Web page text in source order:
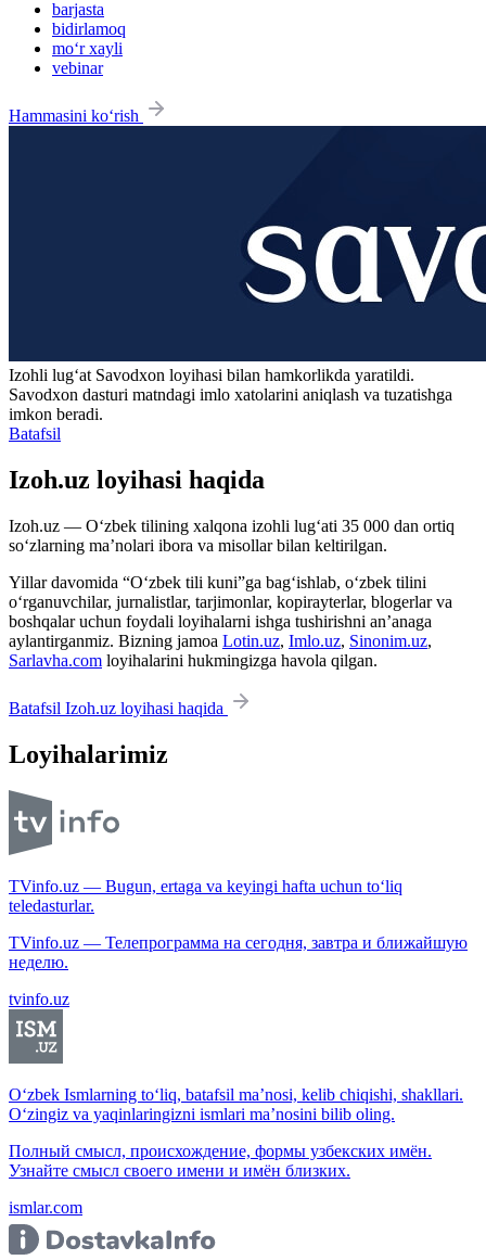
barjasta
bidirlamoq
mo‘r xayli
vebinar
Hammasini ko‘rish
Izohli lugʻat Savodxon loyihasi bilan hamkorlikda yaratildi.
Savodxon dasturi matndagi imlo xatolarini aniqlash va tuzatishga
imkon beradi.
Batafsil
Izoh.uz loyihasi haqida
Izoh.uz — O‘zbek tilining xalqona izohli lug‘ati 35 000 dan ortiq
so‘zlarning ma’nolari ibora va misollar bilan keltirilgan.
Yillar davomida “O‘zbek tili kuni”ga bag‘ishlab, o‘zbek tilini
o‘rganuvchilar, jurnalistlar, tarjimonlar, kopirayterlar, blogerlar va
boshqalar uchun foydali loyihalarni ishga tushirishni an’anaga
aylantirganmiz. Bizning jamoa Lotin.uz, Imlo.uz, Sinonim.uz,
Sarlavha.com loyihalarini hukmingizga havola qilgan.
Batafsil Izoh.uz loyihasi haqida
Loyihalarimiz
TVinfo.uz — Bugun, ertaga va keyingi hafta uchun to‘liq
teledasturlar.
TVinfo.uz — Телепрограмма на сегодня, завтра и ближайшую
неделю.
tvinfo.uz
O‘zbek Ismlarning to‘liq, batafsil ma’nosi, kelib chiqishi, shakllari.
O‘zingiz va yaqinlaringizni ismlari ma’nosini bilib oling.
Полный смысл, происхождение, формы узбекских имён.
Узнайте смысл своего имени и имён близких.
ismlar.com